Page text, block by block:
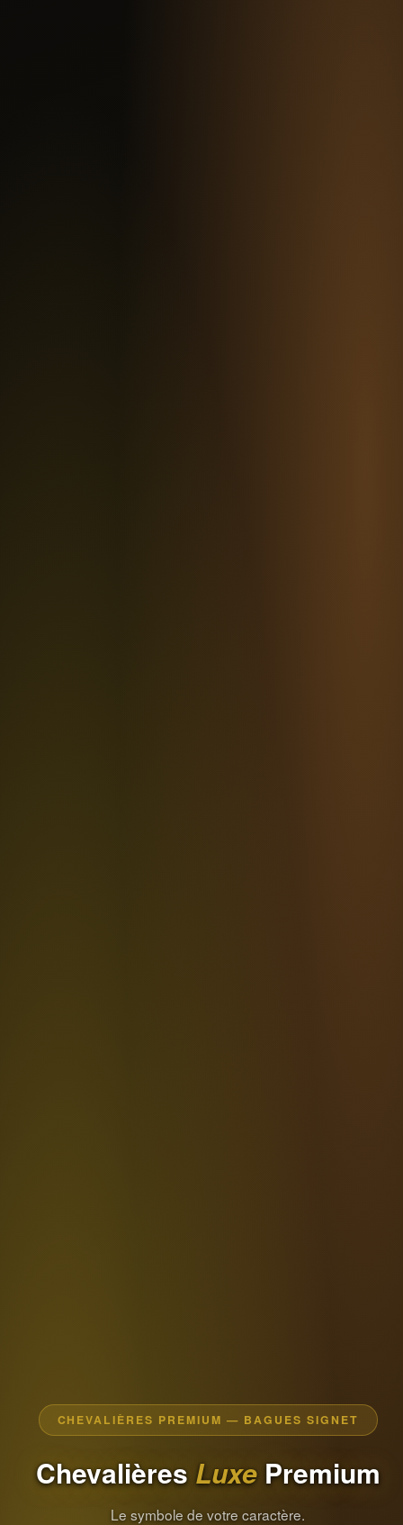
CHEVALIÈRES PREMIUM — BAGUES SIGNET
ChevalièresLuxePremium
Le symbole de votre caractère.